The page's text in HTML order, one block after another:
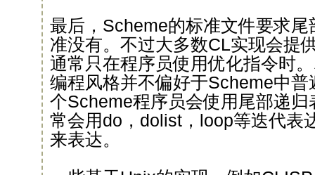
最后，Scheme的标准文件要求
准没有。不过大多数CL实现会提
通常只在程序员使用优化指令时
编程风格并不偏好于Scheme中
个Scheme程序员会使用尾部递
常会用do，dolist，loop等迭代表
来表达。